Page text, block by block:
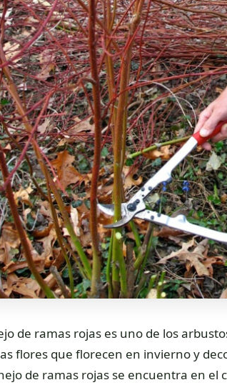
de ramas rojas es uno de los
flores que florecen en invierno y
de ramas rojas se encuentra en el